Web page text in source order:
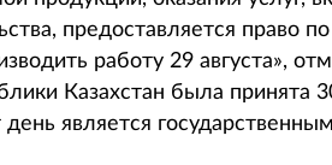
предоставляется право
работу 29 августа»,
Казахстан была принята
является